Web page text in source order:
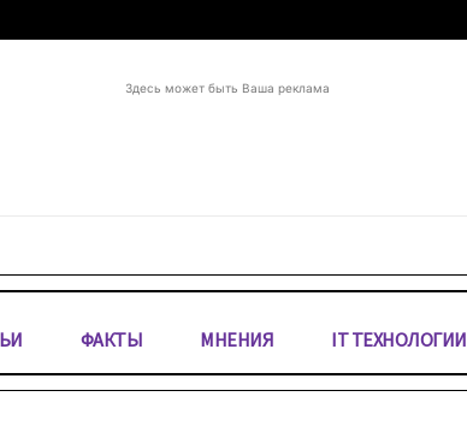
Здесь может быть Ваша реклама
ФАКТЫ МНЕНИЯ IT ТЕХНОЛОГИИ